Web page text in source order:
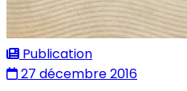
Publication
27 décembre 2016